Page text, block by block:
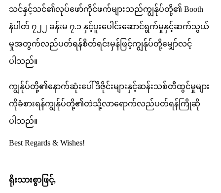
သင်နှင့်သင်၏လုပ်ဖော်ကိုင်ဖက်များသည်ကျွန်ုပ်တို့၏ Booth
နံပါတ် ၇၂၂ ခန်းမ ၇.၁ နှင့်ပူးပေါင်းဆောင်ရွက်မှုနှင့်ဆက်သွယ်
မှုအတွက်လည်ပတ်ရန်စိတ်ရင်းမှန်ဖြင့်ကျွန်ုပ်တို့မျှော်လင့်
ပါသည်။
ကျွန်ုပ်တို့၏နောက်ဆုံးပေါ်ဒီဇိုင်းများနှင့်ဆန်းသစ်တီထွင်မှုများ
ကိုခံစားရန်ကျွန်ုပ်တို့၏တဲသို့လာရောက်လည်ပတ်ရန်ကြိုဆို
ပါသည်။
Best Regards & Wishes!
ရိုးသားစွာဖြင့်,